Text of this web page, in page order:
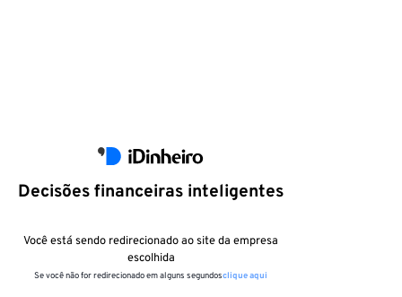
Decisões financeiras inteligentes
Você está sendo redirecionado ao site da empresa
escolhida
Se você não for redirecionado em alguns segundosclique aqui